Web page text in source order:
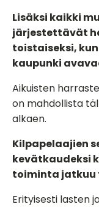
Lisäksi kaikki
järjestettävät
toistaiseksi,
kaupunki
Aikuisten
on mahdollista
alkaen.
Kilpapelaajien
kevätkaudeksi
toiminta jatkuu
Erityisesti lasten